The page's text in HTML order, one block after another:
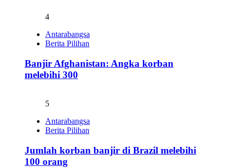
4
Antarabangsa
Berita Pilihan
Banjir Afghanistan: Angka korban
melebihi 300
5
Antarabangsa
Berita Pilihan
Jumlah korban banjir di Brazil melebihi
100 orang